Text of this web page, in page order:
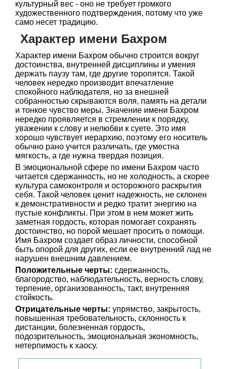
культурный вес - оно не требует громкого
художественного подтверждения, потому что уже
само несет традицию.
Характер имени Бахром
Характер имени Бахром обычно строится вокруг
достоинства, внутренней дисциплины и умения
держать паузу там, где другие торопятся. Такой
человек нередко производит впечатление
спокойного наблюдателя, но за внешней
собранностью скрываются воля, память на детали
и тонкое чувство меры. Значение имени Бахром
нередко проявляется в стремлении к порядку,
уважении к слову и нелюбви к суете. Это имя
хорошо чувствует иерархию, поэтому его носитель
обычно рано учится различать, где уместна
мягкость, а где нужна твердая позиция.
В эмоциональной сфере по имени Бахром часто
читается сдержанность, но не холодность, а скорее
культура самоконтроля и осторожного раскрытия
себя. Такой человек ценит надежность, не склонен
к демонстративности и редко тратит энергию на
пустые конфликты. При этом в нем может жить
заметная гордость, которая помогает сохранять
достоинство, но порой мешает просить о помощи.
Имя Бахром создает образ личности, способной
быть опорой для других, если ее внутренний лад не
нарушен внешним давлением.
Положительные черты: сдержанность,
благородство, наблюдательность, верность слову,
терпение, организованность, такт, внутренняя
стойкость.
Отрицательные черты: упрямство, закрытость,
повышенная требовательность, склонность к
дистанции, болезненная гордость,
подозрительность, эмоциональная экономность,
нетерпимость к хаосу.